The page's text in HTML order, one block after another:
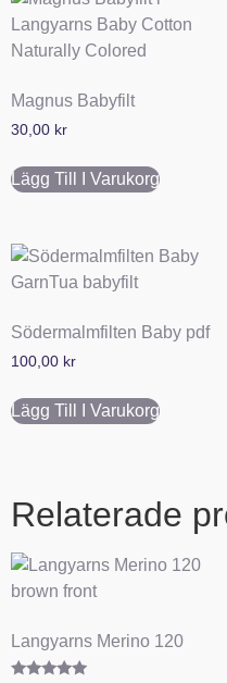
Magnus Babyfilt
30,00 kr
Lägg Till I Varukorg
Södermalmfilten Baby pdf
100,00 kr
Lägg Till I Varukorg
Relaterade
Langyarns Merino 120